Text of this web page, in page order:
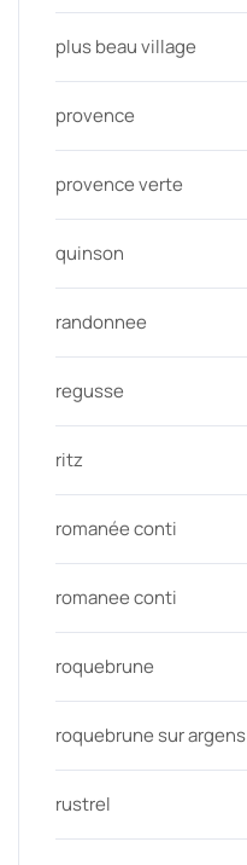
plus beau village
provence
provence verte
quinson
randonnee
regusse
ritz
romanée conti
romanee conti
roquebrune
roquebrune sur argens
rustrel